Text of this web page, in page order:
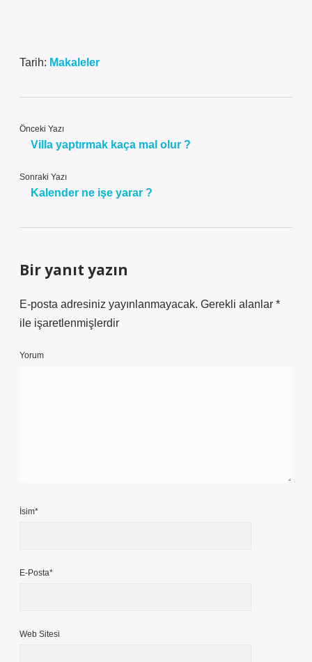
Tarih: Makaleler
Önceki Yazı
Villa yaptırmak kaça mal olur ?
Sonraki Yazı
Kalender ne işe yarar ?
Bir yanıt yazın
E-posta adresiniz yayınlanmayacak. Gerekli alanlar *
ile işaretlenmişlerdir
Yorum
İsim*
E-Posta*
Web Sitesi